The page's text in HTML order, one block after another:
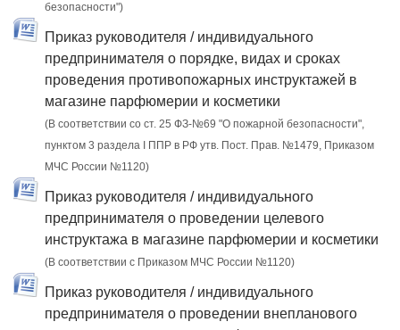
безопасности")
Приказ руководителя / индивидуального
предпринимателя о порядке, видах и сроках
проведения противопожарных инструктажей в
магазине парфюмерии и косметики
(В соответствии со ст. 25 ФЗ-№69 "О пожарной безопасности",
пунктом 3 раздела I ППР в РФ утв. Пост. Прав. №1479, Приказом
МЧС России №1120)
Приказ руководителя / индивидуального
предпринимателя о проведении целевого
инструктажа в магазине парфюмерии и косметики
(В соответствии с Приказом МЧС России №1120)
Приказ руководителя / индивидуального
предпринимателя о проведении внепланового